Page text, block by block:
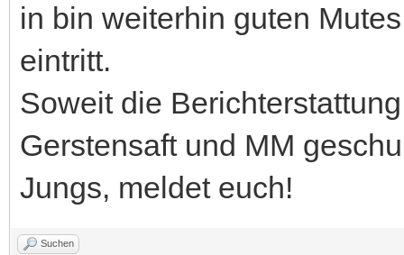
in bin weiterhin guten
eintritt.
Soweit die
Gerstensaft und MM
Jungs, meldet euch!
Suchen